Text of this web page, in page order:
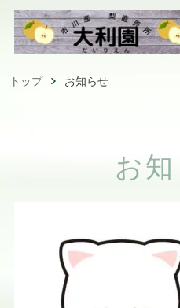
トップ お知らせ
お